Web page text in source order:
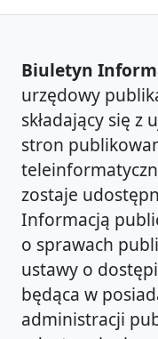
Biuletyn
urzędowy
składający się
stron
zostaje
Informacją
o sprawach
ustawy o
będąca w
administracji